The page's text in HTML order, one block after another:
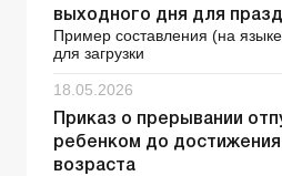
выходного дня для
Пример составления (на
для загрузки
18.05.2026
Приказ о прерывании
ребенком до
возраста